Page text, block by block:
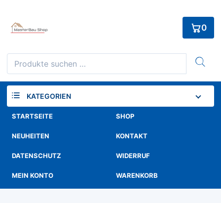
content
Suchen
nach:
0
KATEGORIEN
STARTSEITE SHOP
NEUHEITEN KONTAKT
DATENSCHUTZ WIDERRUF
MEIN KONTO WARENKORB